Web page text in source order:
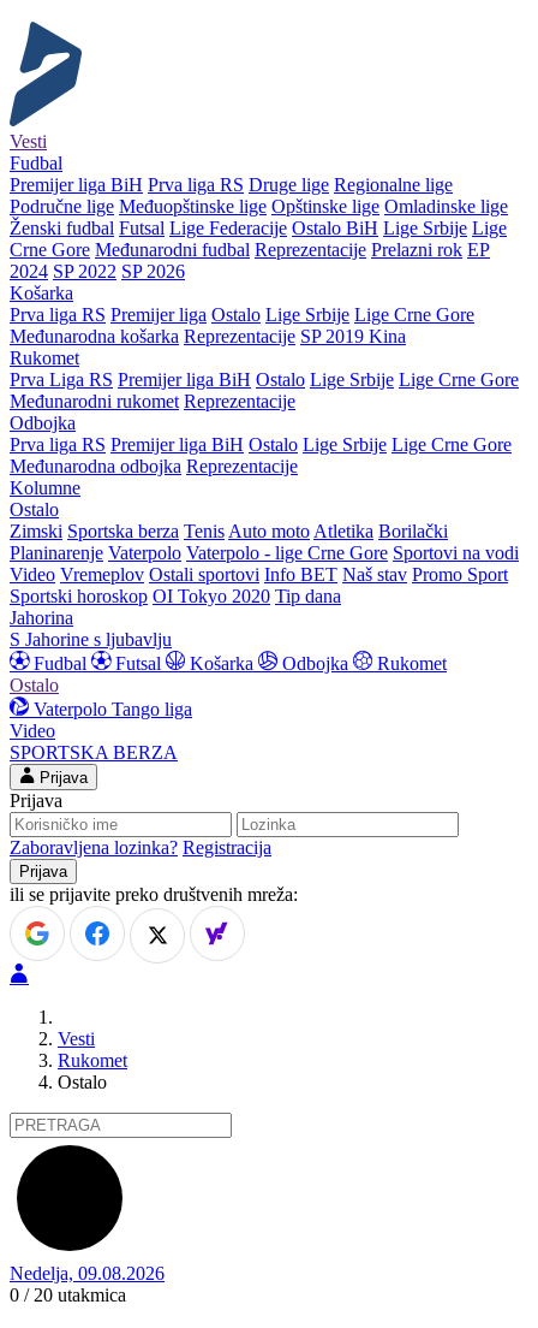
Vesti
Fudbal
Premijer liga BiH Prva liga RS Druge lige Regionalne lige
Područne lige Međuopštinske lige Opštinske lige Omladinske lige
Ženski fudbal Futsal Lige Federacije Ostalo BiH Lige Srbije Lige
Crne Gore Međunarodni fudbal Reprezentacije Prelazni rok EP
2024 SP 2022 SP 2026
Košarka
Prva liga RS Premijer liga Ostalo Lige Srbije Lige Crne Gore
Međunarodna košarka Reprezentacije SP 2019 Kina
Rukomet
Prva Liga RS Premijer liga BiH Ostalo Lige Srbije Lige Crne Gore
Međunarodni rukomet Reprezentacije
Odbojka
Prva liga RS Premijer liga BiH Ostalo Lige Srbije Lige Crne Gore
Međunarodna odbojka Reprezentacije
Kolumne
Ostalo
Zimski Sportska berza Tenis Auto moto Atletika Borilački
Planinarenje Vaterpolo Vaterpolo - lige Crne Gore Sportovi na vodi
Video Vremeplov Ostali sportovi Info BET Naš stav Promo Sport
Sportski horoskop OI Tokyo 2020 Tip dana
Jahorina
S Jahorine s ljubavlju
Fudbal
Futsal Košarka Odbojka
Rukomet
Ostalo
Vaterpolo Tango liga
Video
SPORTSKA BERZA
Prijava
Prijava
Zaboravljena lozinka? Registracija
ili se prijavite preko društvenih mreža:
Vesti
Rukomet
Ostalo
Nedelja, 09.08.2026
0 / 20 utakmica